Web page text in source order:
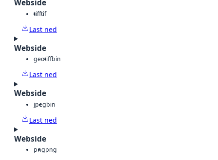
Webside
tifftif
Last ned
Webside
geotiffbin
Last ned
Webside
jpegbin
Last ned
Webside
pngpng